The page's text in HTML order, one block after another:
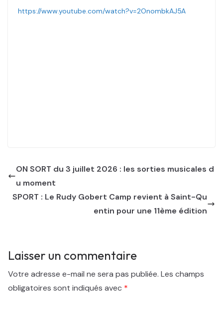
https://www.youtube.com/watch?v=2OnombkAJ5A
ON SORT du 3 juillet 2026 : les sorties musicales d
u moment
SPORT : Le Rudy Gobert Camp revient à Saint-Qu
entin pour une 11ème édition
Laisser un commentaire
Votre adresse e-mail ne sera pas publiée. Les champs
obligatoires sont indiqués avec *